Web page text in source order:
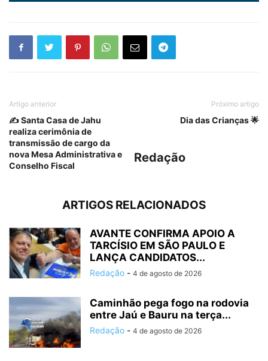
Artigo anterior
✍️ Santa Casa de Jahu
realiza cerimônia de
transmissão de cargo da
nova Mesa Administrativa e
Conselho Fiscal
Próximo artigo
Dia das Crianças 🌟
Redação
ARTIGOS RELACIONADOS
AVANTE CONFIRMA APOIO A
TARCÍSIO EM SÃO PAULO E
LANÇA CANDIDATOS...
Redação - 4 de agosto de 2026
Caminhão pega fogo na rodovia
entre Jaú e Bauru na terça...
Redação - 4 de agosto de 2026